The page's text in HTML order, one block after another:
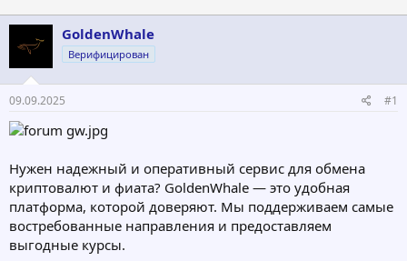
т
р
е
м
ы
т
а
н
а
ч
л
GoldenWhale
Верифицирован
09.09.2025 #1
Нужен надежный и оперативный сервис для обмена
криптовалют и фиата? GoldenWhale — это удобная
платформа, которой доверяют. Мы поддерживаем самые
востребованные направления и предоставляем
выгодные курсы.